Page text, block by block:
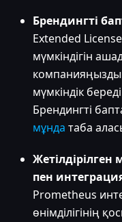
Брендингті
Extended
мүмкіндігін
мүмкіндік
Брендингті
мұнда таба
пен
Prometheus
өнімділігінің